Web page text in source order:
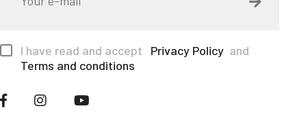
I have read and accept Privacy Policy and
Terms and conditions